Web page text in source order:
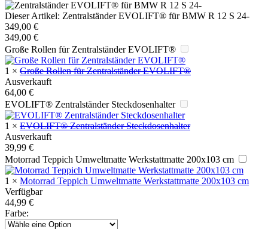
Dieser Artikel: Zentralständer EVOLIFT® für BMW R 12 S 24-
349,00 €
349,00 €
Große Rollen für Zentralständer EVOLIFT®
1 × Große Rollen für Zentralständer EVOLIFT®
Ausverkauft
64,00 €
EVOLIFT® Zentralständer Steckdosenhalter
1 × EVOLIFT® Zentralständer Steckdosenhalter
Ausverkauft
39,99 €
Motorrad Teppich Umweltmatte Werkstattmatte 200x103 cm
1 × Motorrad Teppich Umweltmatte Werkstattmatte 200x103 cm
Verfügbar
44,99 €
Farbe: